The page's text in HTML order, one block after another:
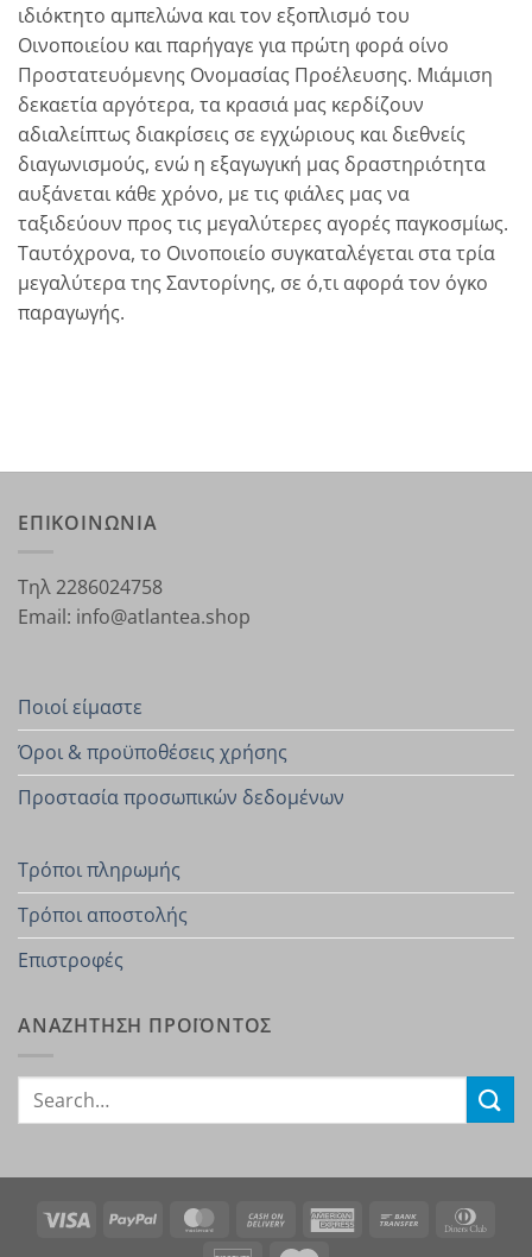
ιδιόκτητο αμπελώνα και τον εξοπλισμό του
Οινοποιείου και παρήγαγε για πρώτη φορά οίνο
Προστατευόμενης Ονομασίας Προέλευσης. Μιάμιση
δεκαετία αργότερα, τα κρασιά μας κερδίζουν
αδιαλείπτως διακρίσεις σε εγχώριους και διεθνείς
διαγωνισμούς, ενώ η εξαγωγική μας δραστηριότητα
αυξάνεται κάθε χρόνο, με τις φιάλες μας να
ταξιδεύουν προς τις μεγαλύτερες αγορές παγκοσμίως.
Ταυτόχρονα, το Οινοποιείο συγκαταλέγεται στα τρία
μεγαλύτερα της Σαντορίνης, σε ό,τι αφορά τον όγκο
παραγωγής.
ΕΠΙΚΟΙΝΩΝΙΑ
Τηλ 2286024758
Email: info@atlantea.shop
Ποιοί είμαστε
Όροι & προϋποθέσεις χρήσης
Προστασία προσωπικών δεδομένων
Τρόποι πληρωμής
Τρόποι αποστολής
Επιστροφές
ΑΝΑΖΗΤΗΣΗ ΠΡΟΪΟΝΤΟΣ
Search
Visa PayPal MasterCardCash
On
American Bank